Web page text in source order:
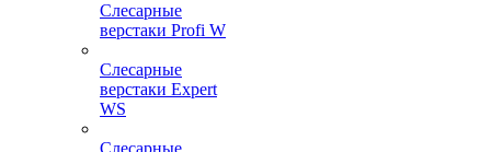
Слесарные
верстаки Profi W
Слесарные
верстаки Expert
WS
Слесарные